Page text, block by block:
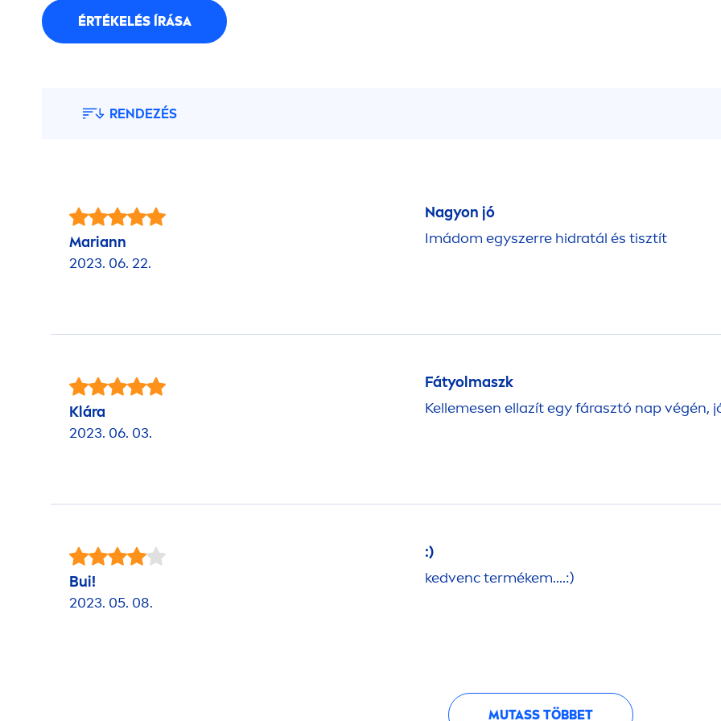
ÉRTÉKELÉS ÍRÁSA
RENDEZÉS
Mariann
2023. 06. 22.
Nagyon jó
Imádom egyszerre hidratál és tisztít
Klára
2023. 06. 03.
Fátyolmaszk
Kellemesen ellazít egy fárasztó nap végén,
Bui!
2023. 05. 08.
:)
kedvenc termékem....:)
MUTASS TÖBBET